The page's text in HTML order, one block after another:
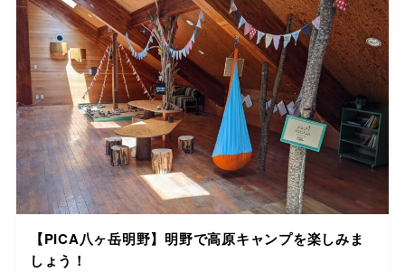
【PICA八ヶ岳明野】明野で高原キャンプを楽しみま
しょう！